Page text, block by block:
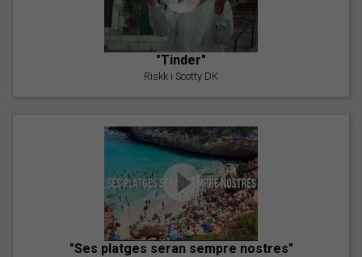
"Tinder"
Riskk i Scotty DK
"Ses platges seran sempre nostres"